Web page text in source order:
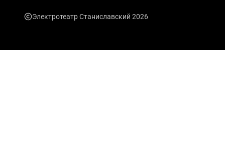
Электротеатр Станиславский 2026